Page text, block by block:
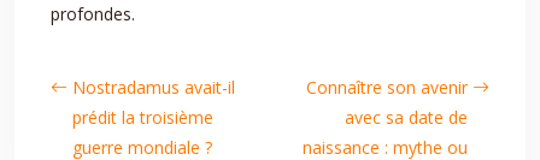
profondes.
Nostradamus avait-il
prédit la troisième
guerre mondiale ?
Connaître son avenir
avec sa date de
naissance : mythe ou